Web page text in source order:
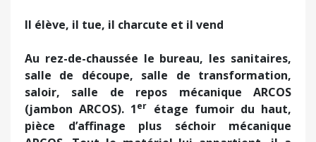
Il élève, il tue, il charcute et il vend
Au rez-de-chaussée le bureau, les sanitaires,
salle de découpe, salle de transformation,
saloir, salle de repos mécanique ARCOS
(jambon ARCOS). 1er
étage fumoir du haut,
pièce d’affinage plus séchoir mécanique